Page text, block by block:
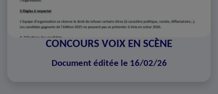
CONCOURS VOIX EN SCÈNE
Document éditée le 16/02/26